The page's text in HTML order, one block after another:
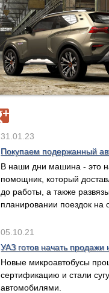
31.01.23
Покупаем подержанный
В наши дни машина - это
помощник, который
до работы, а также
планировании поездок на
05.10.21
УАЗ готов начать продажи
Новые микроавтобусы
сертификацию и стали
автомобилями.